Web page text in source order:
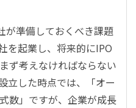
が準備しておくべき課題
を起業し、将来的にIPO
ず考えなければならない
立した時点では、「オー
数」ですが、企業が成長